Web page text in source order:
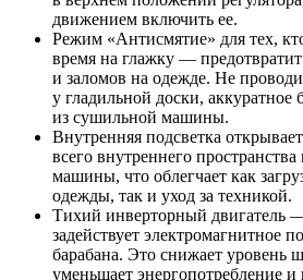
движением включить ее.
Режим «Антисмятие» для тех,
время на глажку —
и заломов на одежде. Не
у гладильной доски, аккуратное
из сушильной машины.
Внутренняя подсветка
всего внутреннего
машины, что облегчает как
одежды, так и уход за техникой.
Тихий инверторный двигатель
задействует электромагнитное
барабана. Это снижает уровень
уменьшает энергопотребление